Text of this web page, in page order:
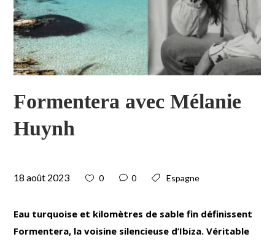
Formentera avec Mélanie
Huynh
18 août 2023 0 0 Espagne
Eau turquoise et kilomètres de sable fin définissent
Formentera, la voisine silencieuse d’Ibiza. Véritable